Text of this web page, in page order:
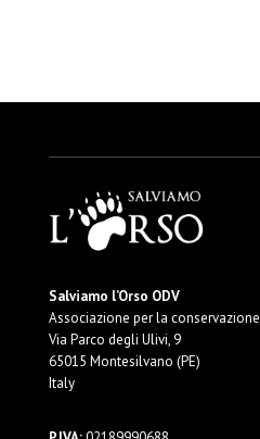
Salviamo l’Orso ODV
Associazione per la
Via Parco degli Ulivi, 9
65015 Montesilvano (PE)
Italy